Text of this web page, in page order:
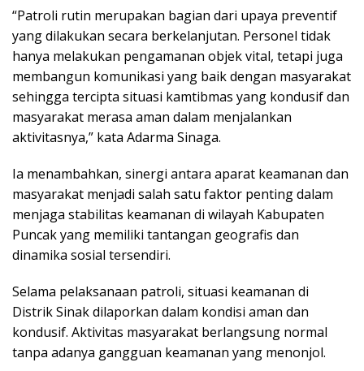
“Patroli rutin merupakan bagian dari upaya preventif
yang dilakukan secara berkelanjutan. Personel tidak
hanya melakukan pengamanan objek vital, tetapi juga
membangun komunikasi yang baik dengan masyarakat
sehingga tercipta situasi kamtibmas yang kondusif dan
masyarakat merasa aman dalam menjalankan
aktivitasnya,” kata Adarma Sinaga.
Ia menambahkan, sinergi antara aparat keamanan dan
masyarakat menjadi salah satu faktor penting dalam
menjaga stabilitas keamanan di wilayah Kabupaten
Puncak yang memiliki tantangan geografis dan
dinamika sosial tersendiri.
Selama pelaksanaan patroli, situasi keamanan di
Distrik Sinak dilaporkan dalam kondisi aman dan
kondusif. Aktivitas masyarakat berlangsung normal
tanpa adanya gangguan keamanan yang menonjol.